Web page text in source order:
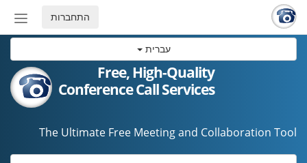
עברית
מצב
התחברות
Free, High-Quality
Conference Call Services
The Ultimate Free Meeting and Collaboration Tool